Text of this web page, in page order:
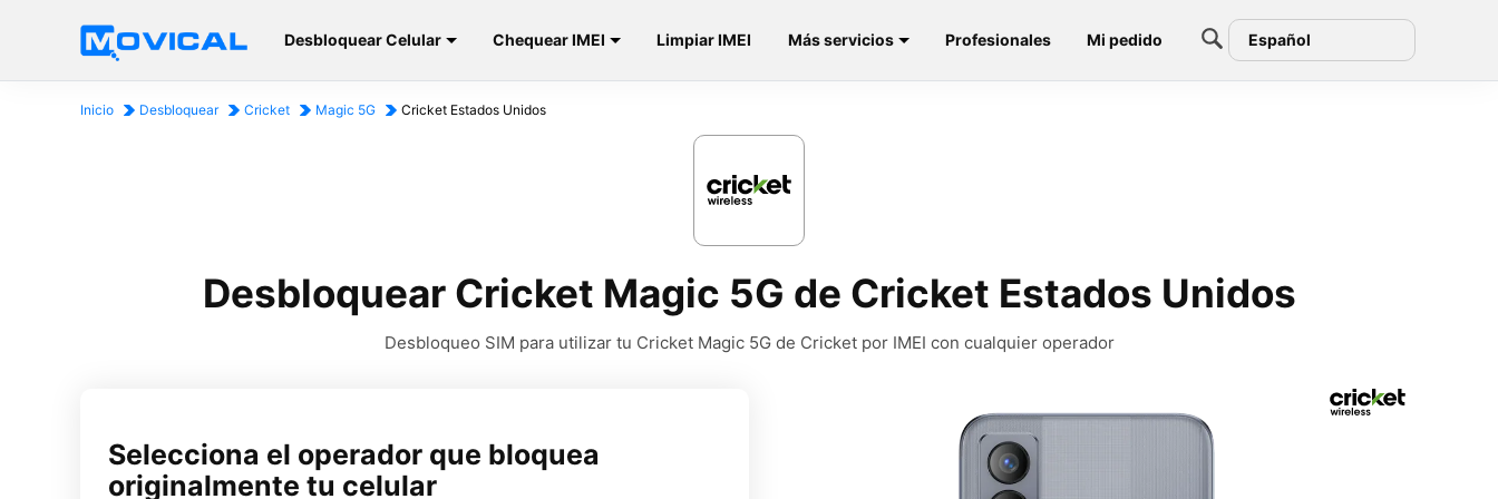
Desbloquear Celular Chequear IMEI Limpiar IMEI Más servicios Profesionales Mi pedido Español
Inicio Desbloquear Cricket Magic 5G Cricket Estados Unidos
Desbloquear Cricket Magic 5G de Cricket Estados Unidos
Desbloqueo SIM para utilizar tu Cricket Magic 5G de Cricket por IMEI con cualquier operador
Selecciona el operador que bloquea
originalmente tu celular